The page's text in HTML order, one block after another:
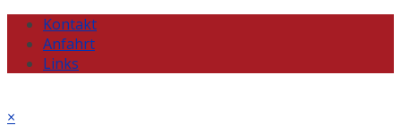
Kontakt
Anfahrt
Links
×